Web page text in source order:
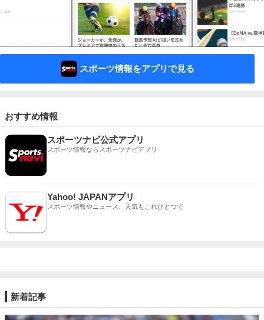
スポーツ情報をアプリで見る
おすすめ情報
スポーツナビ公式アプリ
スポーツ情報ならスポーツナビアプリ
Yahoo! JAPANアプリ
スポーツ情報やニュース、天気もこれひとつで
新着記事